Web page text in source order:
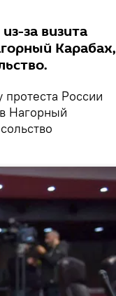
за визита
Карабах,
России
Нагорный